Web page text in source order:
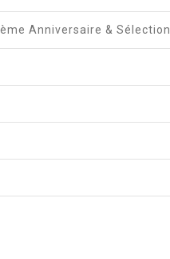
Anniversaire & Sélection